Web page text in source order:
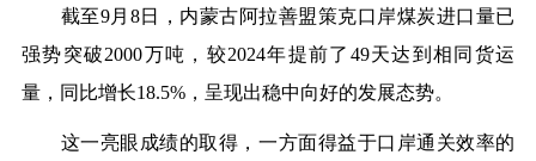
截至9月8日，内蒙古阿拉善盟策克口岸煤炭进口量已
强势突破2000万吨，较2024年提前了49天达到相同货运
量，同比增长18.5%，呈现出稳中向好的发展态势。
这一亮眼成绩的取得，一方面得益于口岸通关效率的